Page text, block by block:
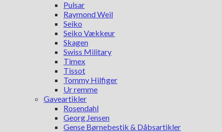
Pulsar
Raymond Weil
Seiko
Seiko Vækkeur
Skagen
Swiss Military
Timex
Tissot
Tommy Hilfiger
Ur remme
Gaveartikler
Rosendahl
Georg Jensen
Gense Børnebestik & Dåbsartikler